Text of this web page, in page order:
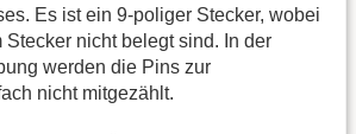
Es ist ein 9-poliger Stecker, wobei
nicht belegt sind. In der
werden die Pins zur
nicht mitgezählt.